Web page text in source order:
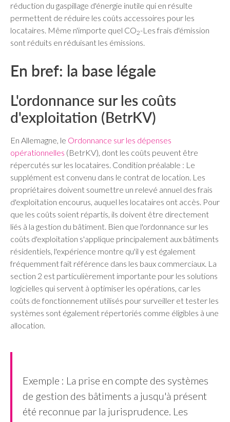
réduction du gaspillage d'énergie inutile qui en résulte
permettent de réduire les coûts accessoires pour les
locataires. Même n'importe quel CO2-Les frais d'émission
sont réduits en réduisant les émissions.
En bref: la base légale
L'ordonnance sur les coûts
d'exploitation (BetrKV)
En Allemagne, le Ordonnance sur les dépenses
opérationnelles (BetrKV), dont les coûts peuvent être
répercutés sur les locataires. Condition préalable : Le
supplément est convenu dans le contrat de location. Les
propriétaires doivent soumettre un relevé annuel des frais
d'exploitation encourus, auquel les locataires ont accès. Pour
que les coûts soient répartis, ils doivent être directement
liés à la gestion du bâtiment. Bien que l'ordonnance sur les
coûts d'exploitation s'applique principalement aux bâtiments
résidentiels, l'expérience montre qu'il y est également
fréquemment fait référence dans les baux commerciaux. La
section 2 est particulièrement importante pour les solutions
logicielles qui servent à optimiser les opérations, car les
coûts de fonctionnement utilisés pour surveiller et tester les
systèmes sont également répertoriés comme éligibles à une
allocation.
Exemple : La prise en compte des systèmes
de gestion des bâtiments a jusqu'à présent
été reconnue par la jurisprudence. Les